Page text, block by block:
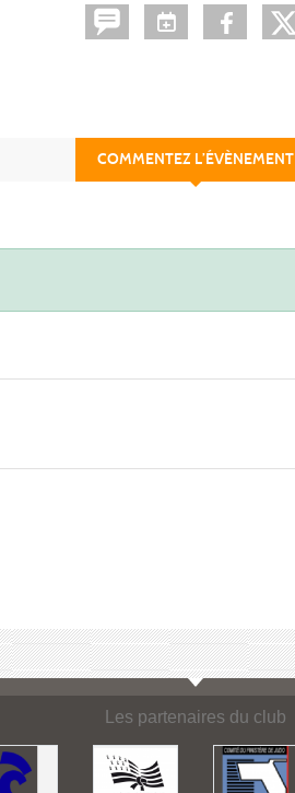
COMMENTEZ L’ÉVÈNEMENT
Les partenaires du club